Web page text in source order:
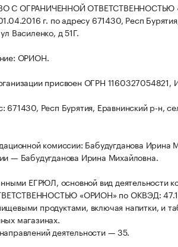
С ОГРАНИЧЕННОЙ ОТВЕТСТВЕННОСТЬЮ
г. по адресу 671430, Респ
Василенко, д 51Г.
ОРИОН.
присвоен ОГРН
671430, Респ Бурятия, Еравнинский р-н,
комиссии: Бабудугданова Ирина
— Бабудугданова Ирина Михайловна.
ЕГРЮЛ, основной вид
«ОРИОН» по ОКВЭД: 47.11
продуктами, включая напитки, и
магазинах.
деятельности — 35.